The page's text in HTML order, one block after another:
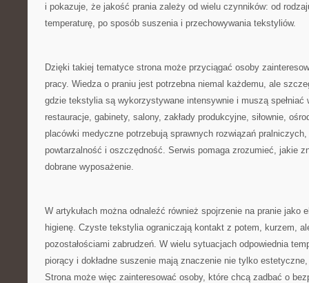
i pokazuje, że jakość prania zależy od wielu czynników: od
temperaturę, po sposób suszenia i przechowywania tekstyliów.
Dzięki takiej tematyce strona może przyciągać osoby
pracy. Wiedza o praniu jest potrzebna niemal każdemu, ale
gdzie tekstylia są wykorzystywane intensywnie i muszą spełniać
restauracje, gabinety, salony, zakłady produkcyjne, siłownie,
placówki medyczne potrzebują sprawnych rozwiązań
powtarzalność i oszczędność. Serwis pomaga zrozumieć, jakie
dobrane wyposażenie.
W artykułach można odnaleźć również spojrzenie na pranie jako
higienę. Czyste tekstylia ograniczają kontakt z potem, kurzem,
pozostałościami zabrudzeń. W wielu sytuacjach odpowiednia
piorący i dokładne suszenie mają znaczenie nie tylko
Strona może więc zainteresować osoby, które chcą zadbać o